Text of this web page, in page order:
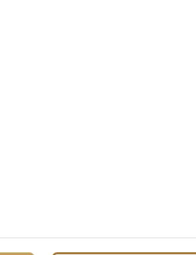
digitális
marketingjének
keresztül
platformok egyik legnépszerűbb
és lebilincselő módon mutassák